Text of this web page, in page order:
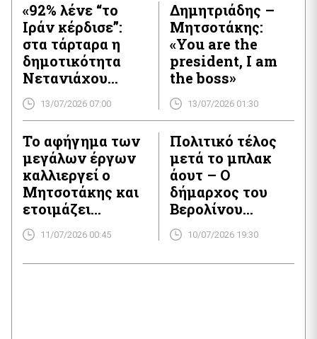
«92% λένε “το
Ιράν κέρδισε”:
στα τάρταρα η
δημοτικότητα
Νετανιάχου
ενόψει των
εκλογών της
13/07/2026 07:00
Δημητριάδης –
Μητσοτάκης:
«You are the
president, I am
the boss»
13/07/2026 01:30
Το αφήγημα των
μεγάλων έργων
καλλιεργεί ο
Μητσοτάκης και
ετοιμάζει
μεγάλες φιέστες
11/07/2026 00:45
Πολιτικό τέλος
μετά το μπλακ
άουτ – Ο
δήμαρχος του
Βερολίνου
αποσύρεται δύο
μήνες πριν από
τις εκλογές
10/07/2026 19:30